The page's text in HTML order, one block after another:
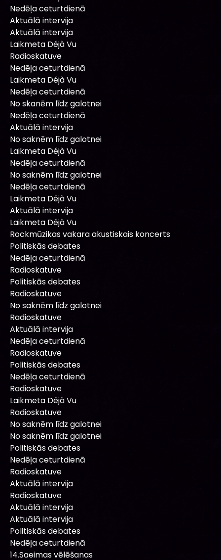
Nedēļa ceturtdienā
Aktuālā intervija
Aktuālā intervija
Laikmeta Déjà Vu
Radioskatuve
Nedēļa ceturtdienā
Laikmeta Déjà Vu
Nedēļa ceturtdienā
No skanēm līdz galotnei
Nedēļa ceturtdienā
Aktuālā intervija
No saknēm līdz galotnei
Laikmeta Déjà Vu
Nedēļa ceturtdienā
No saknēm līdz galotnei
Nedēļa ceturtdienā
Laikmeta Déjà Vu
Aktuālā intervija
Laikmeta Déjà Vu
Rockmūzikas vakara akustiskais koncerts
Politiskās debates
Nedēļa ceturtdienā
Radioskatuve
Politiskās debates
Radioskatuve
No saknēm līdz galotnei
Radioskatuve
Aktuālā intervija
Nedēļa ceturtdienā
Radioskatuve
Politiskās debates
Nedēļa ceturtdienā
Radioskatuve
Laikmeta Déjà Vu
Radioskatuve
No saknēm līdz galotnei
No saknēm līdz galotnei
Politiskās debates
Nedēļa ceturtdienā
Radioskatuve
Aktuālā intervija
Radioskatuve
Aktuālā intervija
Aktuālā intervija
Politiskās debates
Nedēļa ceturtdienā
14.Saeimas vēlēšanas